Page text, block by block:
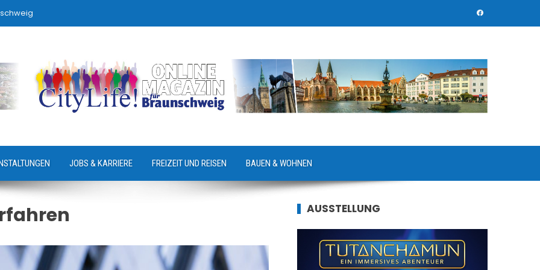
JOBS & KARRIERE FREIZEIT UND REISEN BAUEN & WOHNEN
AUSSTELLUNG